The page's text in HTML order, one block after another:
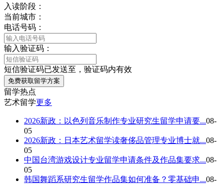
入读阶段：
当前城市：
电话号码：
输入验证码：
短信验证码已发送至，验证码内有效
免费获取留学方案
留学热点
艺术留学更多
2026新政：以色列音乐制作专业研究生留学申请要...08-
05
2026新政：日本艺术留学读奢侈品管理专业博士就...08-
05
中国台湾游戏设计专业留学申请条件及作品集要求...08-
05
韩国舞蹈系研究生留学作品集如何准备？零基础申...08-